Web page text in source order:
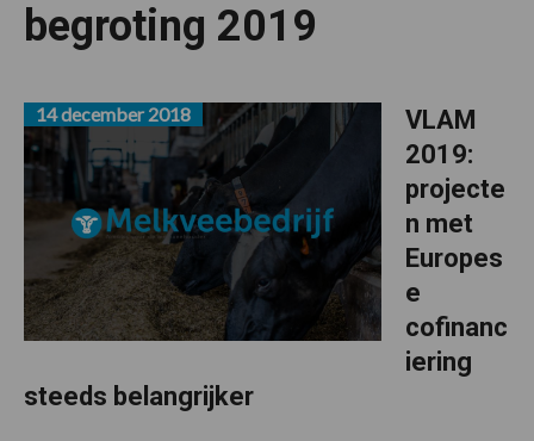
begroting 2019
VLAM
2019:
projecte
n met
Europes
e
cofinanc
iering
steeds belangrijker
14 december 2018